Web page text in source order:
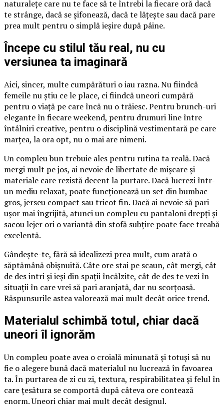
naturalețe care nu te face să te întrebi la fiecare oră dacă
te strânge, dacă se șifonează, dacă te lățește sau dacă pare
prea mult pentru o simplă ieșire după pâine.
Începe cu stilul tău real, nu cu
versiunea ta imaginară
Aici, sincer, multe cumpărături o iau razna. Nu fiindcă
femeile nu știu ce le place, ci fiindcă uneori cumpără
pentru o viață pe care încă nu o trăiesc. Pentru brunch-uri
elegante în fiecare weekend, pentru drumuri line între
întâlniri creative, pentru o disciplină vestimentară pe care
marțea, la ora opt, nu o mai are nimeni.
Un compleu bun trebuie ales pentru rutina ta reală. Dacă
mergi mult pe jos, ai nevoie de libertate de mișcare și
materiale care rezistă decent la purtare. Dacă lucrezi într-
un mediu relaxat, poate funcționează un set din bumbac
gros, jerseu compact sau tricot fin. Dacă ai nevoie să pari
ușor mai îngrijită, atunci un compleu cu pantaloni drepți și
sacou lejer ori o variantă din stofă subțire poate face treabă
excelentă.
Gândește-te, fără să idealizezi prea mult, cum arată o
săptămână obișnuită. Câte ore stai pe scaun, cât mergi, cât
de des intri și ieși din spații încălzite, cât de des te vezi în
situații în care vrei să pari aranjată, dar nu scorțoasă.
Răspunsurile astea valorează mai mult decât orice trend.
Materialul schimbă totul, chiar dacă
uneori îl ignorăm
Un compleu poate avea o croială minunată și totuși să nu
fie o alegere bună dacă materialul nu lucrează în favoarea
ta. În purtarea de zi cu zi, textura, respirabilitatea și felul în
care țesătura se comportă după câteva ore contează
enorm. Uneori chiar mai mult decât designul.